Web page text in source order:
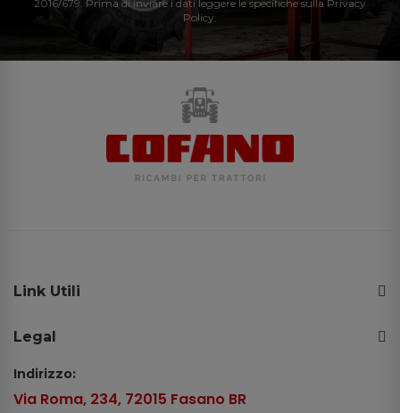
2016/679. Prima di inviare i dati leggere le specifiche sulla Privacy
Policy.
Link Utili
Legal
Indirizzo:
Via Roma, 234, 72015 Fasano BR